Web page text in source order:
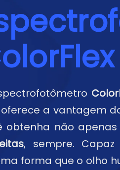
a vantagem
obtenha não
, sempre.
forma que o olho